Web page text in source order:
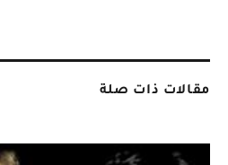
مقالات ذات صلة